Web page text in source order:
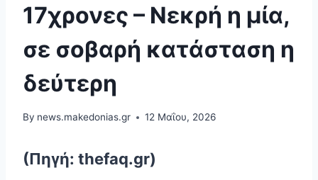
17χρονες – Νεκρή η μία,
σε σοβαρή κατάσταση η
δεύτερη
By news.makedonias.gr 12 Μαΐου, 2026
(Πηγή: thefaq.gr)